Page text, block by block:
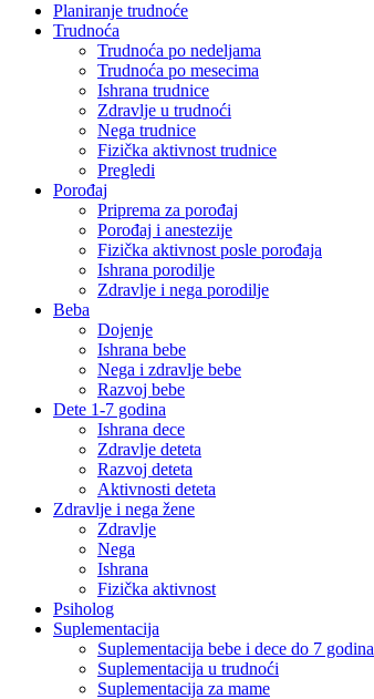
Planiranje trudnoće
Trudnoća
Trudnoća po nedeljama
Trudnoća po mesecima
Ishrana trudnice
Zdravlje u trudnoći
Nega trudnice
Fizička aktivnost trudnice
Pregledi
Porođaj
Priprema za porođaj
Porođaj i anestezije
Fizička aktivnost posle porođaja
Ishrana porodilje
Zdravlje i nega porodilje
Beba
Dojenje
Ishrana bebe
Nega i zdravlje bebe
Razvoj bebe
Dete 1-7 godina
Ishrana dece
Zdravlje deteta
Razvoj deteta
Aktivnosti deteta
Zdravlje i nega žene
Zdravlje
Nega
Ishrana
Fizička aktivnost
Psiholog
Suplementacija
Suplementacija bebe i dece do 7 godina
Suplementacija u trudnoći
Suplementacija za mame